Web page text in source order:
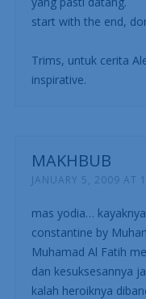
start with the end,
Trims, untuk cerita
inspirative.
MAKHBUB
JANUARY 5, 2009 AT
mas yodia…
constantine by
Muhamad Al Fatih
dan kesuksesannya
kalah heroiknya